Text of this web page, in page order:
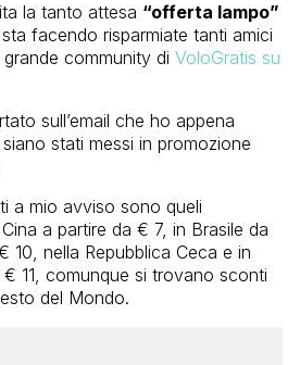
la tanto attesa “offerta lampo”
facendo risparmiate tanti amici
community di VoloGratis su
sull’email che ho appena
stati messi in promozione
a mio avviso sono queli
a partire da € 7, in Brasile da
10, nella Repubblica Ceca e in
11, comunque si trovano sconti
del Mondo.